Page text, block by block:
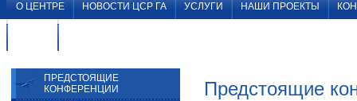
О ЦЕНТРЕ НОВОСТИ ЦСР ГА УСЛУГИ НАШИ ПРОЕКТЫ
ПРЕДСТОЯЩИЕ
КОНФЕРЕНЦИИ
Предстоящие